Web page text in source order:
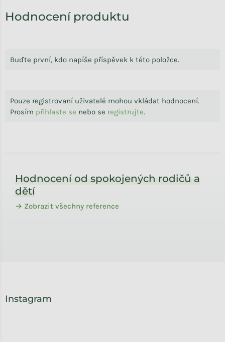
Hodnocení produktu
Buďte první, kdo napíše příspěvek k této položce.
Pouze registrovaní uživatelé mohou vkládat hodnocení.
Prosím přihlaste se nebo se registrujte.
Hodnocení od spokojených rodičů a
dětí
→ Zobrazit všechny reference
Instagram